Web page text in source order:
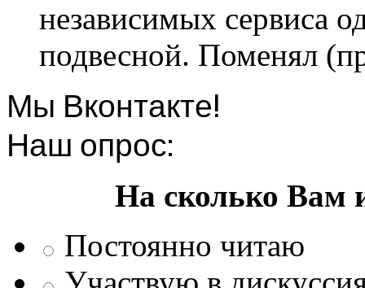
независимых сервиса
подвесной. Поменял
Мы Вконтакте!
Наш опрос:
На сколько Вам
Постоянно читаю